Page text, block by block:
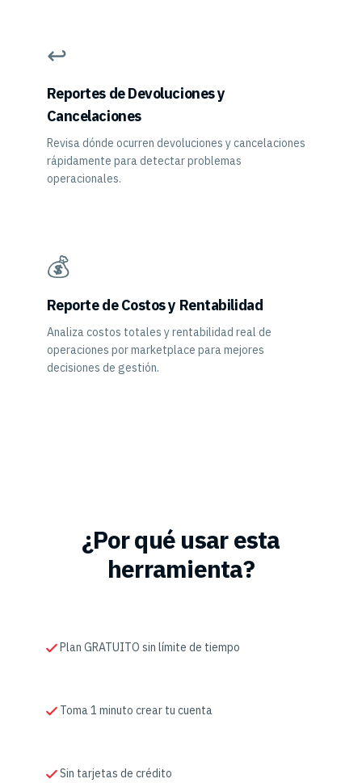
↩️
Reportes de Devoluciones y
Cancelaciones
Revisa dónde ocurren devoluciones y cancelaciones
rápidamente para detectar problemas
operacionales.
💰
Reporte de Costos y Rentabilidad
Analiza costos totales y rentabilidad real de
operaciones por marketplace para mejores
decisiones de gestión.
¿Por qué usar esta
herramienta?
Plan GRATUITO sin límite de tiempo
Toma 1 minuto crear tu cuenta
Sin tarjetas de crédito